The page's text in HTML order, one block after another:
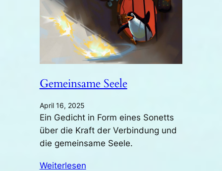
Gemeinsame Seele
April 16, 2025
Ein Gedicht in Form eines Sonetts
über die Kraft der Verbindung und
die gemeinsame Seele.
Weiterlesen